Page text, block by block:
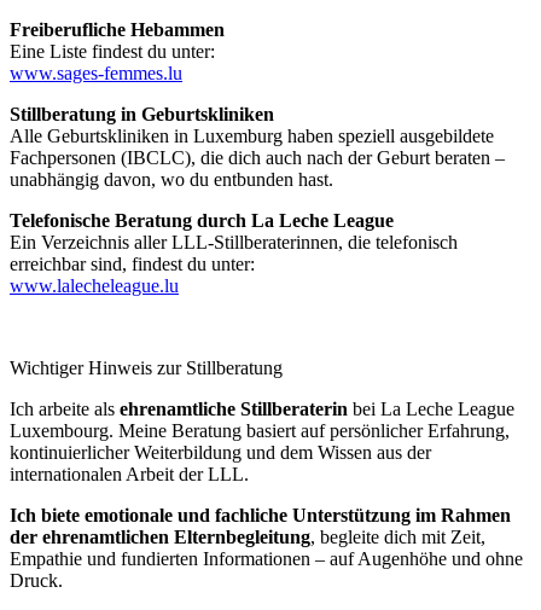
Freiberufliche Hebammen
Eine Liste findest du unter:
www.sages-femmes.lu
Stillberatung in Geburtskliniken
Alle Geburtskliniken in Luxemburg haben speziell ausgebildete
Fachpersonen (IBCLC), die dich auch nach der Geburt beraten –
unabhängig davon, wo du entbunden hast.
Telefonische Beratung durch La Leche League
Ein Verzeichnis aller LLL-Stillberaterinnen, die telefonisch
erreichbar sind, findest du unter:
www.lalecheleague.lu
Wichtiger Hinweis zur Stillberatung
Ich arbeite als ehrenamtliche Stillberaterin bei La Leche League
Luxembourg. Meine Beratung basiert auf persönlicher Erfahrung,
kontinuierlicher Weiterbildung und dem Wissen aus der
internationalen Arbeit der LLL.
Ich biete emotionale und fachliche Unterstützung im Rahmen
der ehrenamtlichen Elternbegleitung, begleite dich mit Zeit,
Empathie und fundierten Informationen – auf Augenhöhe und ohne
Druck.